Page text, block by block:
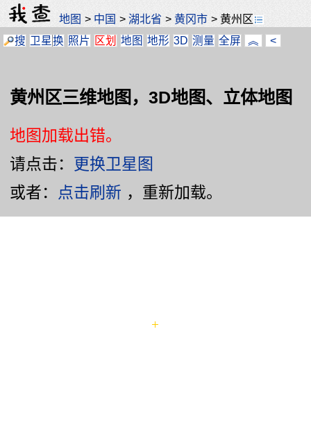
地图 > 中国 >湖北省 >黄冈市 >黄州区
搜 卫星换 照片 区划 地图 地形 3D 测量 全屏 ︽ <
黄州区三维地图，3D地图、立体地图
地图加载出错。
请点击： 更换卫星图
或者： 点击刷新 ，重新加载。